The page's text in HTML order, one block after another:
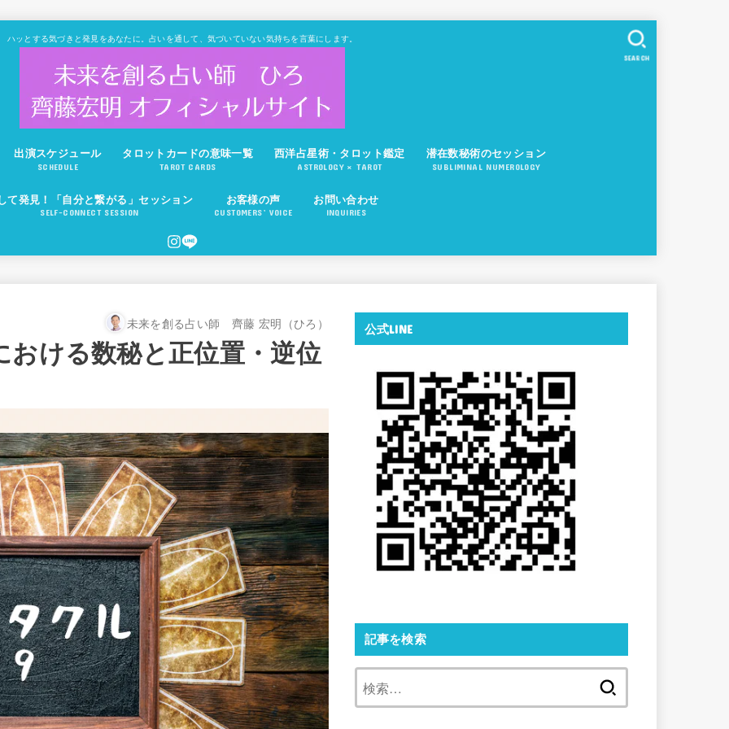
ハッとする気づきと発見をあなたに。占いを通して、気づいていない気持ちを言葉にします。
出演スケジュール
SCHEDULE
タロットカードの意味一覧
TAROT CARDS
西洋占星術・タロット鑑定
ASTROLOGY × TAROT
潜在数秘術のセッション
SUBLIMINAL NUMEROLOGY
て発見！「自分と繋がる」セッション
SELF-CONNECT SESSION
お客様の声
CUSTOMERS’ VOICE
お問い合わせ
INQUIRIES
SEARCH
未来を創る占い師 齊藤 宏明（ひろ）
ける数秘と正位置・逆位
公式LINE
記事を検索